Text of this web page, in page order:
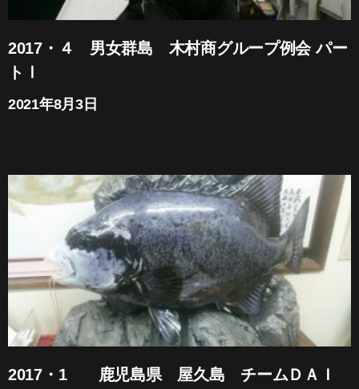
2017・４ 男女群島 木村商グループ例会 パー
トⅠ
2021年8月3日
2017・1 鹿児島県 屋久島 チームＤＡＩ